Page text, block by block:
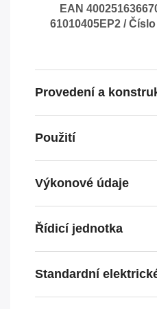
EAN
61010405EP2 /
Provedení a
Použití
Výkonové údaje
Řídicí jednotka
Standardní